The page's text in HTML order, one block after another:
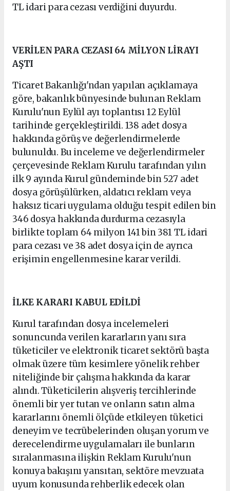
TL idari para cezası verdiğini duyurdu.
VERİLEN PARA CEZASI 64 MİLYON LİRAYI
AŞTI
Ticaret Bakanlığı'ndan yapılan açıklamaya
göre, bakanlık bünyesinde bulunan Reklam
Kurulu'nun Eylül ayı toplantısı 12 Eylül
tarihinde gerçekleştirildi. 138 adet dosya
hakkında görüş ve değerlendirmelerde
bulunuldu. Bu inceleme ve değerlendirmeler
çerçevesinde Reklam Kurulu tarafından yılın
ilk 9 ayında Kurul gündeminde bin 527 adet
dosya görüşülürken, aldatıcı reklam veya
haksız ticari uygulama olduğu tespit edilen bin
346 dosya hakkında durdurma cezasıyla
birlikte toplam 64 milyon 141 bin 381 TL idari
para cezası ve 38 adet dosya için de ayrıca
erişimin engellenmesine karar verildi.
İLKE KARARI KABUL EDİLDİ
Kurul tarafından dosya incelemeleri
sonuncunda verilen kararların yanı sıra
tüketiciler ve elektronik ticaret sektörü başta
olmak üzere tüm kesimlere yönelik rehber
niteliğinde bir çalışma hakkında da karar
alındı. Tüketicilerin alışveriş tercihlerinde
önemli bir yer tutan ve onların satın alma
kararlarını önemli ölçüde etkileyen tüketici
deneyim ve tecrübelerinden oluşan yorum ve
derecelendirme uygulamaları ile bunların
sıralanmasına ilişkin Reklam Kurulu'nun
konuya bakışını yansıtan, sektöre mevzuata
uyum konusunda rehberlik edecek olan